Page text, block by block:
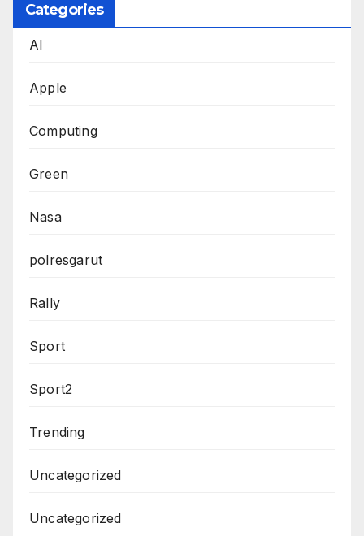
Categories
AI
Apple
Computing
Green
Nasa
polresgarut
Rally
Sport
Sport2
Trending
Uncategorized
Uncategorized